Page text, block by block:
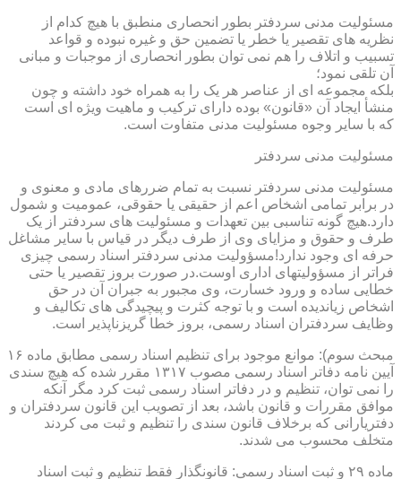
مسئولیت مدنی سردفتر بطور انحصاری منطبق با هیچ کدام از
نظریه های تقصیر یا خطر یا تضمین حق و غیره نبوده و قواعد
تسبیب و اتلاف را هم نمی توان بطور انحصاری از موجبات و مبانی
آن تلقی نمود؛
بلکه مجموعه ای از عناصر هر یک را به همراه خود داشته و چون
منشأ ایجاد آن «قانون» بوده دارای ترکیب و ماهیت ویژه ای است
که با سایر وجوه مسئولیت مدنی متفاوت است.
مسئولیت مدنی سردفتر
مسئولیت مدنی سردفتر نسبت به تمام ضررهای مادی و معنوی و
در برابر تمامی اشخاص اعم از حقیقی یا حقوقی، عمومیت و شمول
دارد.هیچ گونه تناسبی بین تعهدات و مسئولیت های سردفتر از یک
طرف و حقوق و مزایای وی از طرف دیگر در قیاس با سایر مشاغل
حرفه ای وجود ندارد!مسؤولیت مدنی سردفتر اسناد رسمی چیزی
فراتر از مسؤولیتهای اداری اوست.در صورت بروز تقصیر یا حتی
خطایی ساده و ورود خسارت، وی مجبور به جبران آن در حق
اشخاص زیاندیده است و با توجه کثرت و پیچیدگی های تکالیف و
وظایف سردفتران اسناد رسمی، بروز خطا گریزناپذیر است.
مبحث سوم): موانع موجود برای تنظیم اسناد رسمی مطابق ماده ۱۶
آیین نامه دفاتر اسناد رسمی مصوب ۱۳۱۷ مقرر شده که هیچ سندی
را نمی توان، تنظیم و در دفاتر اسناد رسمی ثبت کرد مگر آنکه
موافق مقررات و قانون باشد، بعد از تصویب این قانون سردفتران و
دفتریارانی که برخلاف قانون سندی را تنظیم و ثبت می کردند
متخلف محسوب می شدند.
ماده ۲۹ و ثبت اسناد رسمی: قانونگذار فقط تنظیم و ثبت اسناد